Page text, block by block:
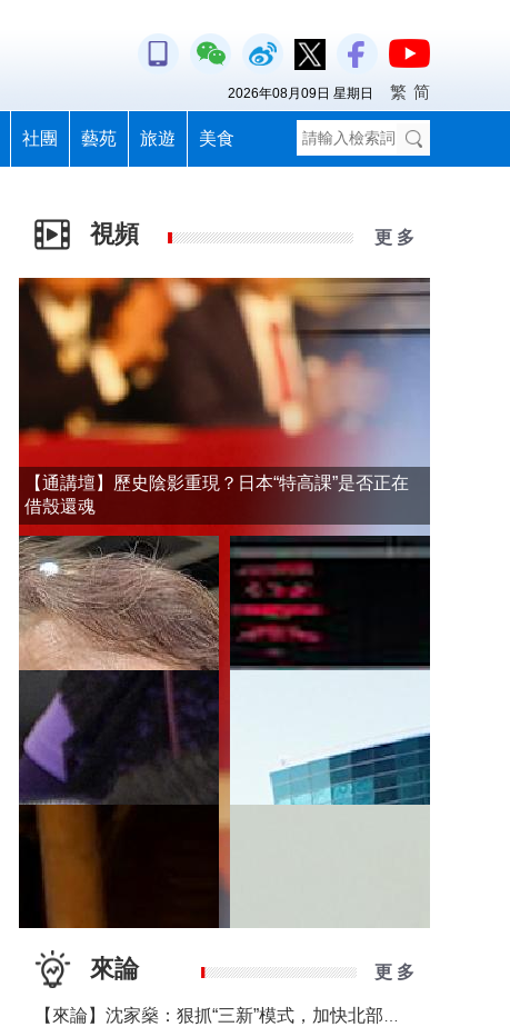
社團 藝苑 旅遊 美食
2026年08月09日 星期日 繁 简
視頻 更 多
【通講壇】歷史陰影重現？日本“特高課”是否正在
借殼還魂
來論 更 多